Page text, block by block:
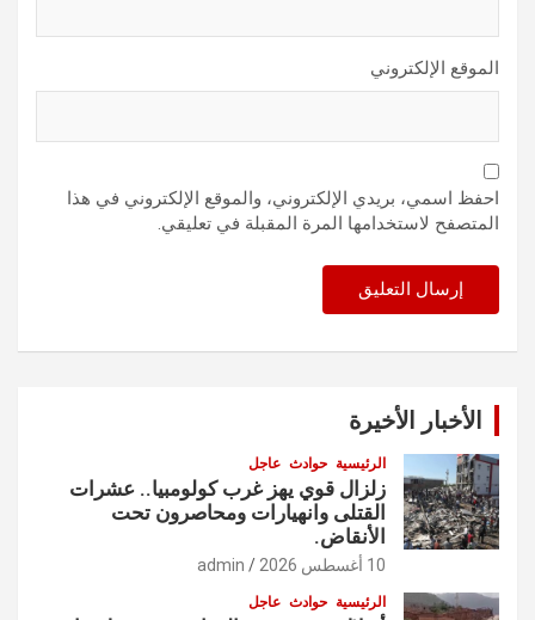
الموقع الإلكتروني
احفظ اسمي، بريدي الإلكتروني، والموقع الإلكتروني في هذا
المتصفح لاستخدامها المرة المقبلة في تعليقي.
الأخبار الأخيرة
الرئيسية حوادث عاجل
زلزال قوي يهز غرب كولومبيا.. عشرات
القتلى وانهيارات ومحاصرون تحت
الأنقاض.
10 أغسطس 2026 admin
الرئيسية حوادث عاجل